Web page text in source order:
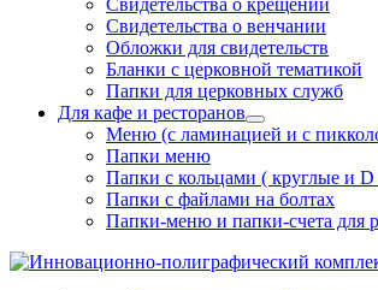
Свидетельства о венчании
Обложки для свидетельств
Бланки с церковной тематикой
Папки для церковных служб
Для кафе и ресторанов
Меню (с ламинацией и с
Папки меню
Папки с кольцами ( круглые и D
Папки с файлами на болтах
Папки-меню и папки-счета для